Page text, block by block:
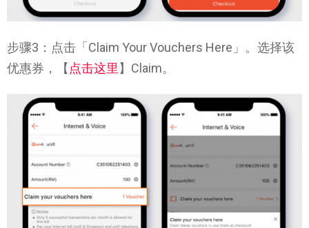
步骤3：点击「Claim Your Vouchers Here」。选择该
优惠券，【点击这里】Claim。